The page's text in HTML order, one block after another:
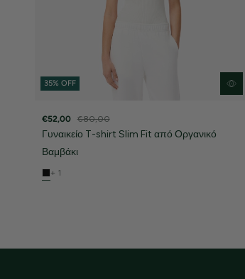
35% OFF
€52,00 €80,00
Γυναικείο T-shirt Slim Fit από Οργανικό
Βαμβάκι
+ 1